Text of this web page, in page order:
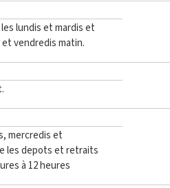
lundis et mardis et
vendredis matin.
mercredis et
les depots et retraits
à 12 heures